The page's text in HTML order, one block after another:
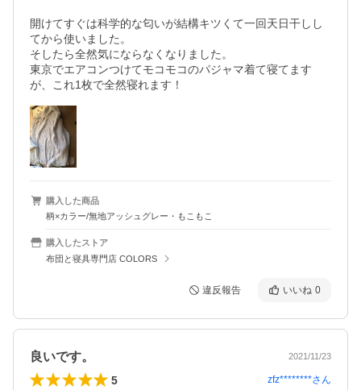
開けてすぐは科学的な匂いが結構キツくて一回天日干しし
てから使いました。
そしたら全然気にならなくなりました。
東京でエアコンつけてモコモコのパジャマ着て寝てます
が、これ1枚で全然寝れます！
購入した商品
柄×カラー/無地アッシュグレー・もこもこ
購入したストア
布団と寝具専門店 COLORS
違反報告 いいね 0
良いです。 2021/11/23
5 zfz********さん